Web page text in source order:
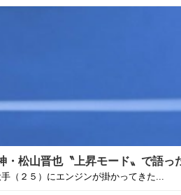
・松山晋也〝上昇モード〟で語
（２５）にエンジンが掛かってきた...